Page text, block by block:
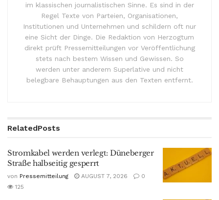
im klassischen journalistischen Sinne. Es sind in der
Regel Texte von Parteien, Organisationen,
Institutionen und Unternehmen und schildern oft nur
eine Sicht der Dinge. Die Redaktion von Herzogtum
direkt prüft Pressemitteilungen vor Veröffentlichung
stets nach bestem Wissen und Gewissen. So
werden unter anderem Superlative und nicht
belegbare Behauptungen aus den Texten entfernt.
RelatedPosts
Stromkabel werden verlegt: Düneberger
Straße halbseitig gesperrt
von Pressemitteilung AUGUST 7, 2026
0
125